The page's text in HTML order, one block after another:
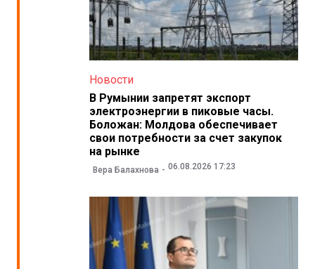
Новости
В Румынии запретят экспорт
электроэнергии в пиковые часы.
Боложан: Молдова обеспечивает
свои потребности за счет закупок
на рынке
Вера Балахнова 06.08.2026 17:23